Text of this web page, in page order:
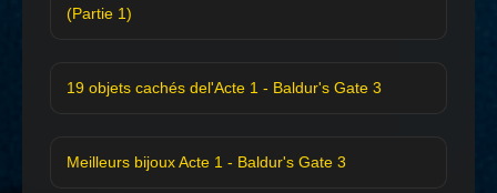
(Partie 1)
19 objets cachés del'Acte 1 - Baldur's Gate 3
Meilleurs bijoux Acte 1 - Baldur's Gate 3